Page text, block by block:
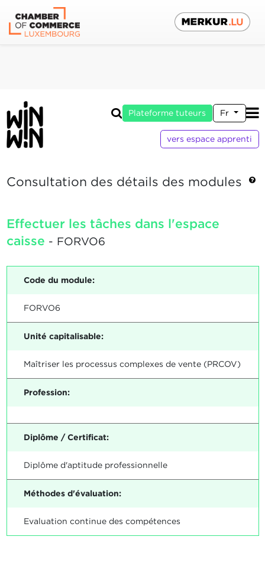
Plateforme tuteurs Fr
vers espace apprenti
Consultation des détails des modules
Effectuer les tâches dans l'espace
caisse - FORVO6
Code du module:
FORVO6
Unité capitalisable:
Maîtriser les processus complexes de vente (PRCOV)
Profession:
Diplôme / Certificat:
Diplôme d'aptitude professionnelle
Méthodes d'évaluation:
Evaluation continue des compétences